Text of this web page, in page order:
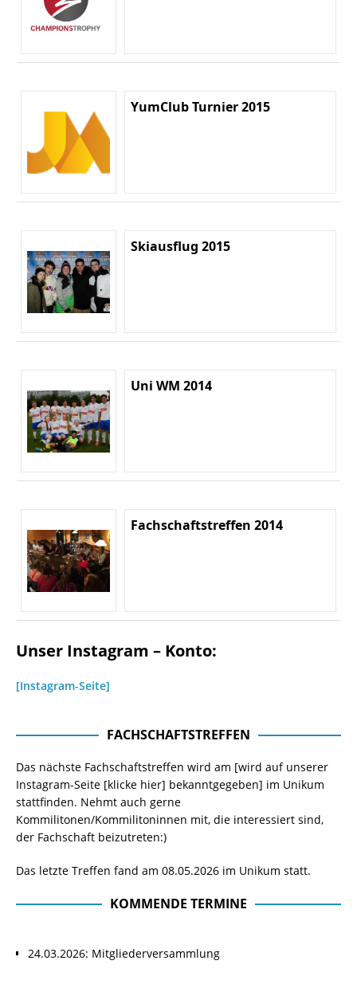
YumClub Turnier 2015
Skiausflug 2015
Uni WM 2014
Fachschaftstreffen 2014
Unser Instagram – Konto:
[Instagram-Seite]
FACHSCHAFTSTREFFEN
Das nächste Fachschaftstreffen wird am [wird auf unserer
Instagram-Seite [klicke hier] bekanntgegeben] im Unikum
stattfinden. Nehmt auch gerne
Kommilitonen/Kommilitoninnen mit, die interessiert sind,
der Fachschaft beizutreten:)
Das letzte Treffen fand am 08.05.2026 im Unikum statt.
KOMMENDE TERMINE
24.03.2026: Mitgliederversammlung